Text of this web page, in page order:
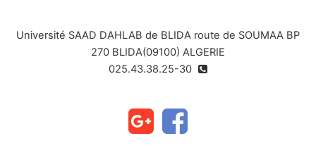
Université SAAD DAHLAB de BLIDA route de SOUMAA BP
270 BLIDA(09100) ALGERIE